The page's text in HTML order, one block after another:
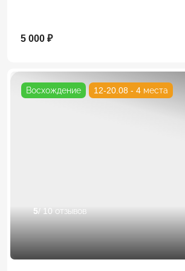
5 000 ₽
Восхождение 12-20.08 - 4 места
5/ 10 отзывов